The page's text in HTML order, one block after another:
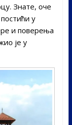
Знате, оче
у
и поверења
је у